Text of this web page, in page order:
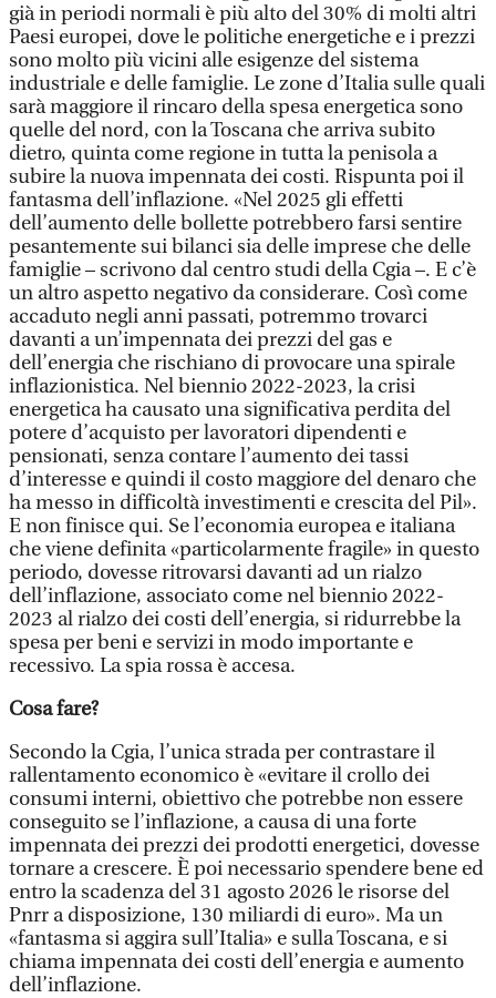
già in periodi normali è più alto del 30% di molti altri
Paesi europei, dove le politiche energetiche e i prezzi
sono molto più vicini alle esigenze del sistema
industriale e delle famiglie. Le zone d’Italia sulle quali
sarà maggiore il rincaro della spesa energetica sono
quelle del nord, con la Toscana che arriva subito
dietro, quinta come regione in tutta la penisola a
subire la nuova impennata dei costi. Rispunta poi il
fantasma dell’inflazione. «Nel 2025 gli effetti
dell’aumento delle bollette potrebbero farsi sentire
pesantemente sui bilanci sia delle imprese che delle
famiglie – scrivono dal centro studi della Cgia –. E c’è
un altro aspetto negativo da considerare. Così come
accaduto negli anni passati, potremmo trovarci
davanti a un’impennata dei prezzi del gas e
dell’energia che rischiano di provocare una spirale
inflazionistica. Nel biennio 2022-2023, la crisi
energetica ha causato una significativa perdita del
potere d’acquisto per lavoratori dipendenti e
pensionati, senza contare l’aumento dei tassi
d’interesse e quindi il costo maggiore del denaro che
ha messo in difficoltà investimenti e crescita del Pil».
E non finisce qui. Se l’economia europea e italiana
che viene definita «particolarmente fragile» in questo
periodo, dovesse ritrovarsi davanti ad un rialzo
dell’inflazione, associato come nel biennio 2022-
2023 al rialzo dei costi dell’energia, si ridurrebbe la
spesa per beni e servizi in modo importante e
recessivo. La spia rossa è accesa.
Cosa fare?
Secondo la Cgia, l’unica strada per contrastare il
rallentamento economico è «evitare il crollo dei
consumi interni, obiettivo che potrebbe non essere
conseguito se l’inflazione, a causa di una forte
impennata dei prezzi dei prodotti energetici, dovesse
tornare a crescere. È poi necessario spendere bene ed
entro la scadenza del 31 agosto 2026 le risorse del
Pnrr a disposizione, 130 miliardi di euro». Ma un
«fantasma si aggira sull’Italia» e sulla Toscana, e si
chiama impennata dei costi dell’energia e aumento
dell’inflazione.